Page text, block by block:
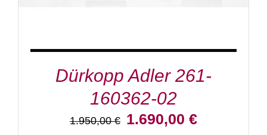
Dürkopp Adler 261-
160362-02
1.950,00€ Ursprünglicher
1.690,00 €Aktueller